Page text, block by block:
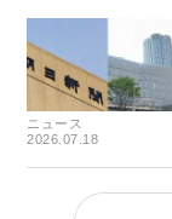
ニュース
2026.07.18